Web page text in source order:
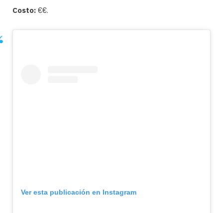
Costo: €€.
Ver esta publicación en Instagram